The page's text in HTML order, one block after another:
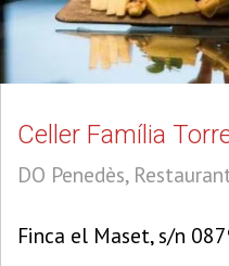
Celler Família
DO Penedès,
Finca el Maset, s/n